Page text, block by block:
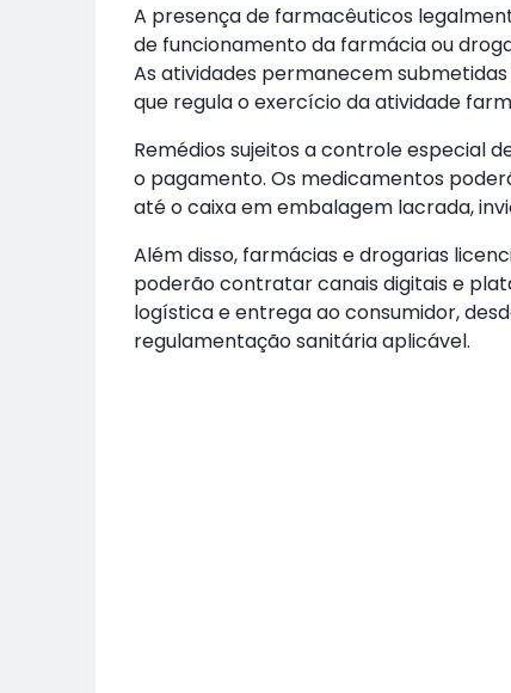
A presença de farmacêuticos
de funcionamento da farmácia ou
As atividades permanecem
que regula o exercício da atividade
Remédios sujeitos a controle especial
o pagamento. Os medicamentos
até o caixa em embalagem lacrada,
Além disso, farmácias e drogarias
poderão contratar canais digitais e
logística e entrega ao consumidor,
regulamentação sanitária aplicável.